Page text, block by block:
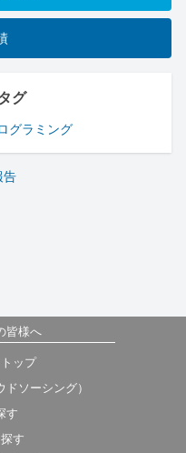
グ
グラミング
告
皆様へ
ップ
ソーシング）
す
す